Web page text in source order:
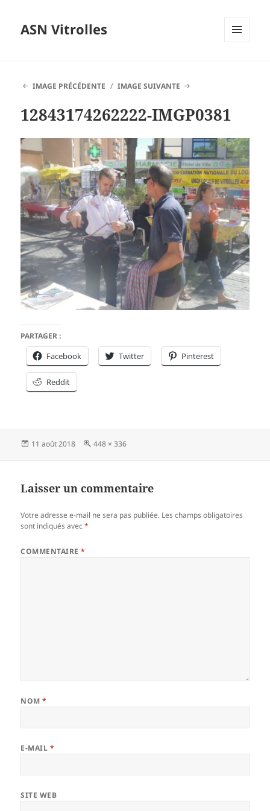
ASN Vitrolles
IMAGE PRÉCÉDENTE
IMAGE SUIVANTE
12843174262222-IMGP0381
PARTAGER :
Facebook Twitter Pinterest
Reddit
Publié
11 août 2018
Taille
448 × 336
Laisser un commentaire
Votre adresse e-mail ne sera pas publiée. Les champs obligatoires
sont indiqués avec*
COMMENTAIRE*
NOM*
E-MAIL *
SITE WEB